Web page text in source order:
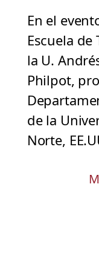
En el
Escuela
la U.
Philpot,
de la
Norte,